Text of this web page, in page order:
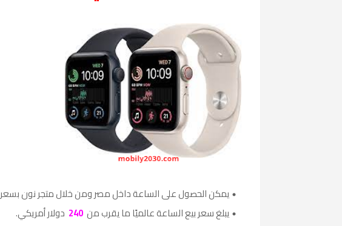
يمكن الحصول على الساعة داخل مصر ومن خلال متجر نون بسعر
يبلغ سعر بيع الساعة عالميًا ما يقرب من240 دولار أمريكي.